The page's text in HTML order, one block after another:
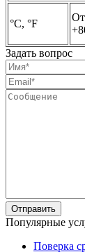
°C, °F
Задать вопрос
Популярные
Поверка